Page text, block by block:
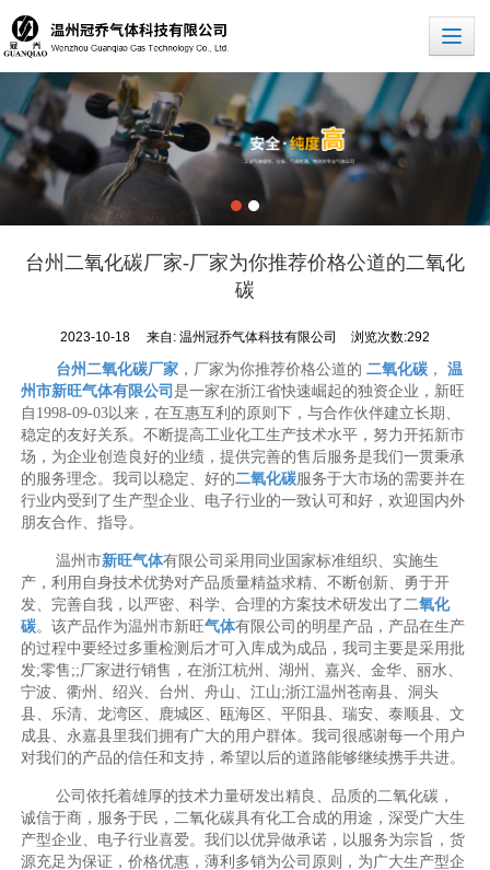
台州二氧化碳厂家-厂家为你推荐价格公道的二氧化
碳
2023-10-18 来自:温州冠乔气体科技有限公司 浏览次数:292
台州二氧化碳厂家 ，厂家为你推荐价格公道的 二氧化碳 ，温
州市新旺气体有限公司是一家在浙江省快速崛起的独资企业，新旺
自1998-09-03以来，在互惠互利的原则下，与合作伙伴建立长期、
稳定的友好关系。不断提高工业化工生产技术水平，努力开拓新市
场，为企业创造良好的业绩，提供完善的售后服务是我们一贯秉承
的服务理念。我司以稳定、好的二氧化碳服务于大市场的需要并在
行业内受到了生产型企业、电子行业的一致认可和好，欢迎国内外
朋友合作、指导。
温州市新旺气体有限公司采用同业国家标准组织、实施生
产，利用自身技术优势对产品质量精益求精、不断创新、勇于开
发、完善自我，以严密、科学、合理的方案技术研发出了二氧化
碳。该产品作为温州市新旺气体有限公司的明星产品，产品在生产
的过程中要经过多重检测后才可入库成为成品，我司主要是采用批
发;零售;;厂家进行销售，在浙江杭州、湖州、嘉兴、金华、丽水、
宁波、衢州、绍兴、台州、舟山、江山;浙江温州苍南县、洞头
县、乐清、龙湾区、鹿城区、瓯海区、平阳县、瑞安、泰顺县、文
成县、永嘉县里我们拥有广大的用户群体。我司很感谢每一个用户
对我们的产品的信任和支持，希望以后的道路能够继续携手共进。
公司依托着雄厚的技术力量研发出精良、品质的二氧化碳，
诚信于商，服务于民，二氧化碳具有化工合成的用途，深受广大生
产型企业、电子行业喜爱。我们以优异做承诺，以服务为宗旨，货
源充足为保证，价格优惠，薄利多销为公司原则，为广大生产型企